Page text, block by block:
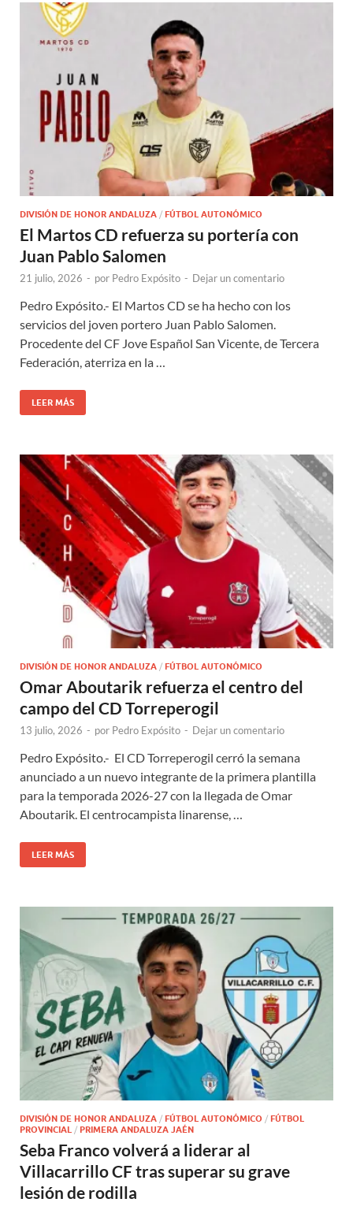
DIVISIÓN DE HONOR ANDALUZA / FÚTBOL AUTONÓMICO
El Martos CD refuerza su portería con
Juan Pablo Salomen
21 julio, 2026 - por Pedro Expósito - Dejar un comentario
Pedro Expósito.- El Martos CD se ha hecho con los
servicios del joven portero Juan Pablo Salomen.
Procedente del CF Jove Español San Vicente, de Tercera
Federación, aterriza en la …
LEER MÁS
DIVISIÓN DE HONOR ANDALUZA / FÚTBOL AUTONÓMICO
Omar Aboutarik refuerza el centro del
campo del CD Torreperogil
13 julio, 2026 - por Pedro Expósito - Dejar un comentario
Pedro Expósito.- El CD Torreperogil cerró la semana
anunciado a un nuevo integrante de la primera plantilla
para la temporada 2026-27 con la llegada de Omar
Aboutarik. El centrocampista linarense, …
LEER MÁS
DIVISIÓN DE HONOR ANDALUZA / FÚTBOL AUTONÓMICO / FÚTBOL
PROVINCIAL / PRIMERA ANDALUZA JAÉN
Seba Franco volverá a liderar al
Villacarrillo CF tras superar su grave
lesión de rodilla